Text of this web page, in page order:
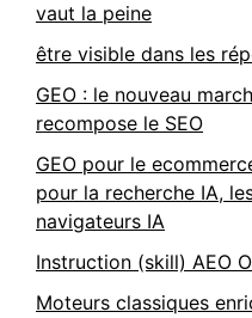
vaut la peine
être visible dans les
GEO : le nouveau
recompose le SEO
GEO pour le
pour la recherche IA,
navigateurs IA
Instruction (skill) AEO
Moteurs classiques